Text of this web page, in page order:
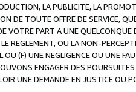
LA PUBLICITE, LA
DE TOUTE OFFRE DE SERVICE,
VOTRE PART A UNE
REGLEMENT, OU LA NON-
OU (F) UNE NEGLIGENCE OU UNE
ENGAGER DES
UNE DEMANDE EN JUSTICE